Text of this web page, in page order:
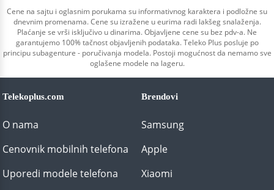
Cene na sajtu i oglasnim porukama su informativnog karaktera i podložne su
dnevnim promenama. Cene su izražene u eurima radi lakšeg snalaženja.
Plaćanje se vrši isključivo u dinarima. Objavljene cene su bez pdv-a. Ne
garantujemo 100% tačnost objavljenih podataka. Teleko Plus posluje po
principu subagenture - poručivanja modela. Postoji mogućnost da nemamo sve
oglašene modele na lageru.
Telekoplus.com
O nama
Cenovnik mobilnih telefona
Uporedi modele telefona
Brendovi
Samsung
Apple
Xiaomi